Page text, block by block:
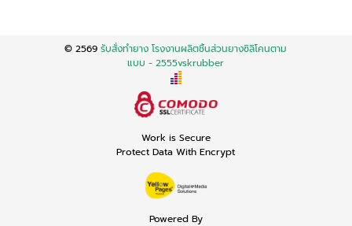
© 2569รับสั่งทำยาง โรงงานผลิตชิ้นส่วนยางซิลิโคนตาม
แบบ - 2555vskrubber
Work is Secure
Protect Data With Encrypt
Powered By